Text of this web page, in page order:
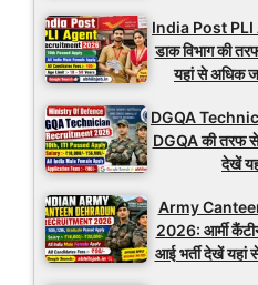
India Post
डाक विभाग की
यहां से अधिक
DGQA
DGQA की तरफ
देखें
Army
2026: आर्मी
आई भर्ती देखें